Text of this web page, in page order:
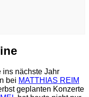
ins nächste Jahr
bei MATTHIAS REIM
geplanten Konzerte